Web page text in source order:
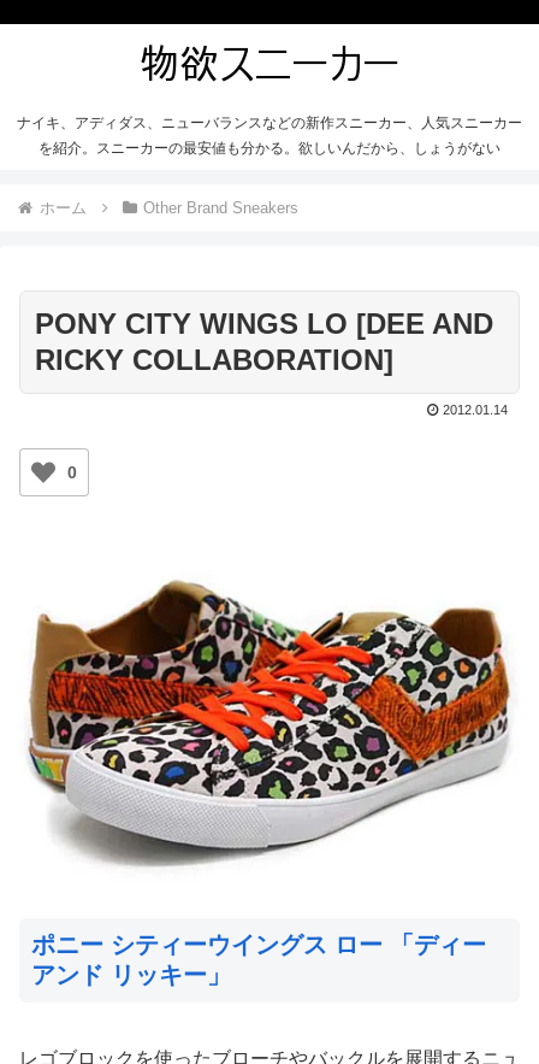
ナイキ、アディダス、ニューバランスなどの新作スニーカー、人気スニーカー
を紹介。スニーカーの最安値も分かる。欲しいんだから、しょうがない
ホーム Other Brand Sneakers
PONY CITY WINGS LO [DEE AND
RICKY COLLABORATION]
2012.01.14
0
ポニー シティーウイングス ロー 「ディー
アンド リッキー」
レゴブロックを使ったブローチやバックルを展開するニュ